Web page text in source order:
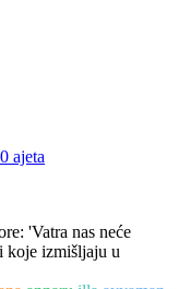
ajeta
'Vatra nas neće
koje izmišljaju u